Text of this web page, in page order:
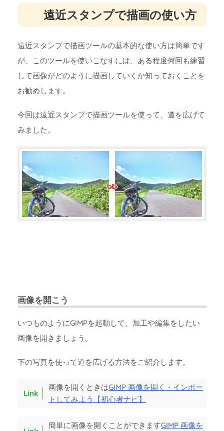
遠近スタンプで描画の使い方
遠近スタンプで描画ツールの基本的な使い方は簡単です
が、このツールを使いこなすには、ある程度何回も練習
して画像がどのように描画していくか知っておくことを
お勧めします。
今回は遠近スタンプで描画ツールを使って、道を広げて
みました。
画像を開こう
いつものようにGIMPを起動して、加工や編集をしたい
画像を開きましょう。
下の写真を使って道を広げる方法をご紹介します。
画像を開くときはGIMP 画像を開く・インポー
トしてみよう【初心者ナビ】
簡単に画像を開くことができますGIMP 画像を